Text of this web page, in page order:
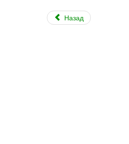
Назад